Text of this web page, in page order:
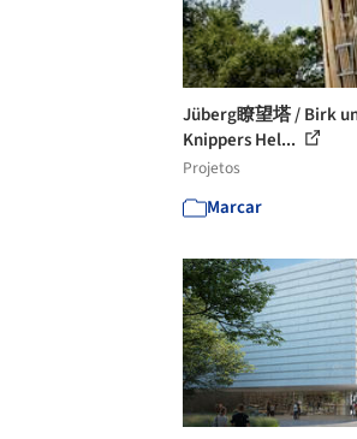
Jüberg瞭望塔 / Birk
Knippers Hel...
Projetos
Marcar